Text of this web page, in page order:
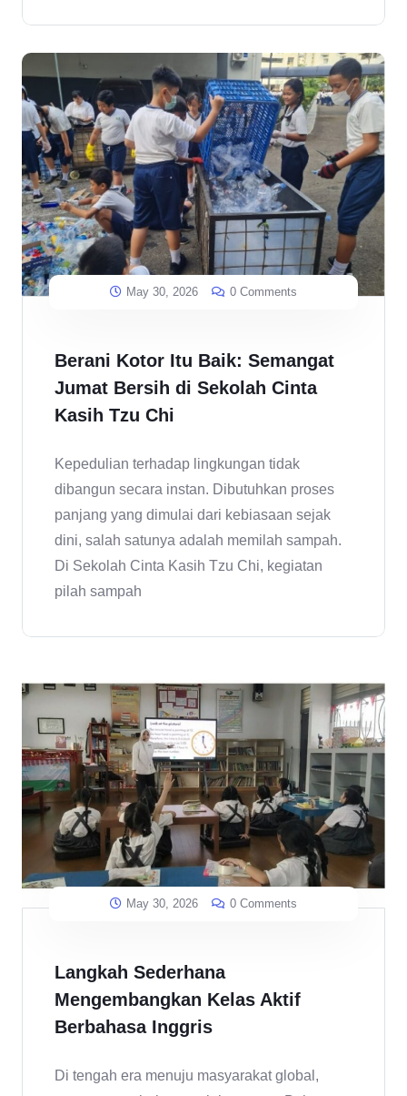
May 30, 2026 0 Comments
Berani Kotor Itu Baik: Semangat
Jumat Bersih di Sekolah Cinta
Kasih Tzu Chi
Kepedulian terhadap lingkungan tidak
dibangun secara instan. Dibutuhkan proses
panjang yang dimulai dari kebiasaan sejak
dini, salah satunya adalah memilah sampah.
Di Sekolah Cinta Kasih Tzu Chi, kegiatan
pilah sampah
May 30, 2026 0 Comments
Langkah Sederhana
Mengembangkan Kelas Aktif
Berbahasa Inggris
Di tengah era menuju masyarakat global,